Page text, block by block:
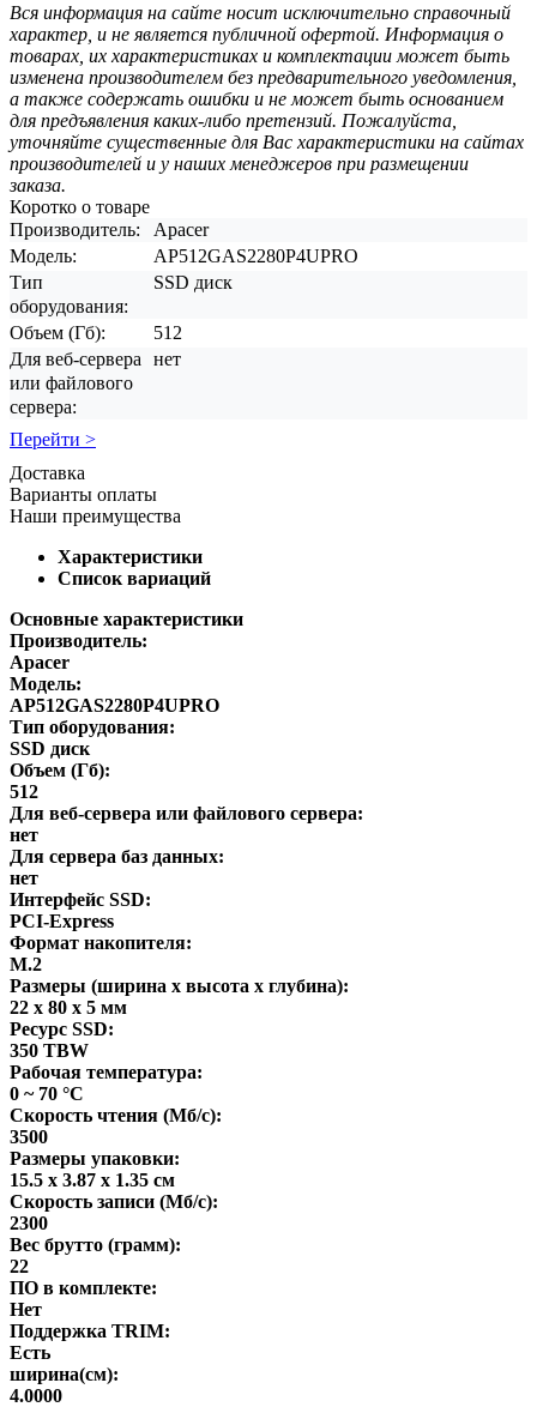
Вся информация на сайте носит исключительно справочный
характер, и не является публичной офертой. Информация о
товарах, их характеристиках и комплектации может быть
изменена производителем без предварительного уведомления,
а также содержать ошибки и не может быть основанием
для предъявления каких-либо претензий. Пожалуйста,
уточняйте существенные для Вас характеристики на сайтах
производителей и у наших менеджеров при размещении
заказа.
Коротко о товаре
Производитель:
Apacer
Модель:
AP512GAS2280P4UPRO
Тип
оборудования:
SSD диск
Объем (Гб):
512
Для веб-сервера
или файлового
сервера:
нет
Перейти >
Доставка
Варианты оплаты
Наши преимущества
Характеристики
Список вариаций
Основные характеристики
Производитель:
Apacer
Модель:
AP512GAS2280P4UPRO
Тип оборудования:
SSD диск
Объем (Гб):
512
Для веб-сервера или файлового сервера:
нет
Для сервера баз данных:
нет
Интерфейс SSD:
PCI-Express
Формат накопителя:
M.2
Размеры (ширина x высота x глубина):
22 x 80 x 5 мм
Ресурс SSD:
350 TBW
Рабочая температура:
0 ~ 70 °C
Скорость чтения (Мб/с):
3500
Размеры упаковки:
15.5 x 3.87 x 1.35 см
Скорость записи (Мб/с):
2300
Вес брутто (грамм):
22
ПО в комплекте:
Нет
Поддержка TRIM:
Есть
ширина(см):
4.0000